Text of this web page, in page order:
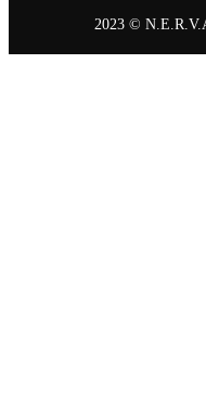
2023 ©